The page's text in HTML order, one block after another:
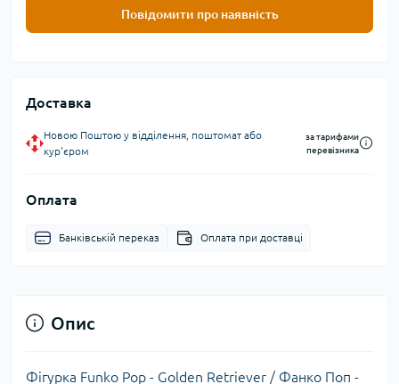
Повідомити про наявність
Доставка
Новою Поштою у відділення, поштомат або
кур'єром
за тарифами
перевізника
Оплата
Банківській переказ Оплата при доставці
Опис
Фігурка Funko Pop - Golden Retriever / Фанко Поп -